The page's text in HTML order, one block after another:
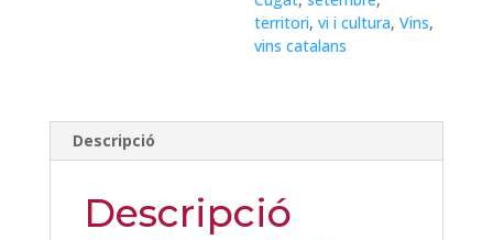
territori,vi i cultura,Vins,
vins catalans
Descripció
Descripció